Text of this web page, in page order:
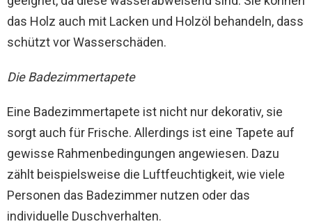
das Holz auch mit Lacken und Holzöl behandeln, dass
schützt vor Wasserschäden.
Die Badezimmertapete
Eine Badezimmertapete ist nicht nur dekorativ, sie
sorgt auch für Frische. Allerdings ist eine Tapete auf
gewisse Rahmenbedingungen angewiesen. Dazu
zählt beispielsweise die Luftfeuchtigkeit, wie viele
Personen das Badezimmer nutzen oder das
individuelle Duschverhalten.